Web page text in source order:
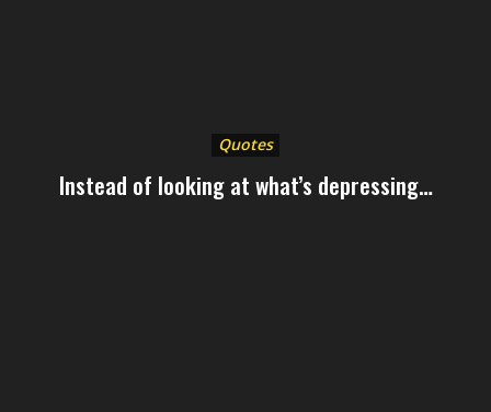
Quotes
Instead of looking at what’s depressing…